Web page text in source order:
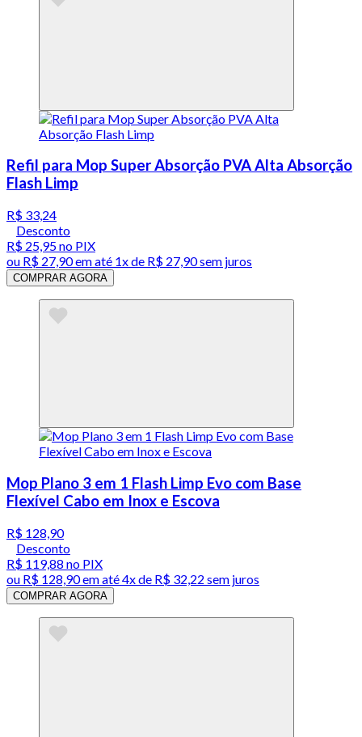
Refil para Mop Super Absorção PVA Alta Absorção
Flash Limp
R$ 33,24
Desconto
R$ 25,95no PIX
ou R$ 27,90em até 1x de R$ 27,90sem juros
COMPRAR AGORA
Mop Plano 3 em 1 Flash Limp Evo com Base
Flexível Cabo em Inox e Escova
R$ 128,90
Desconto
R$ 119,88 no PIX
ou R$ 128,90em até4x de R$ 32,22 sem juros
COMPRAR AGORA